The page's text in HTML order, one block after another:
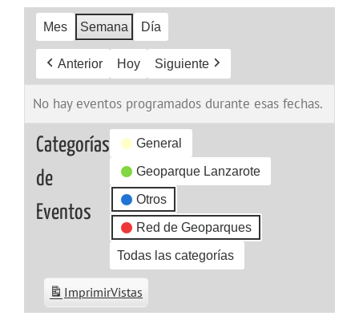
Mes Semana Día
Anterior Hoy Siguiente
No hay eventos programados durante esas fechas.
Categorías
de
Eventos
General
Geoparque Lanzarote
Otros
Red de Geoparques
Todas las categorías
ImprimirVistas